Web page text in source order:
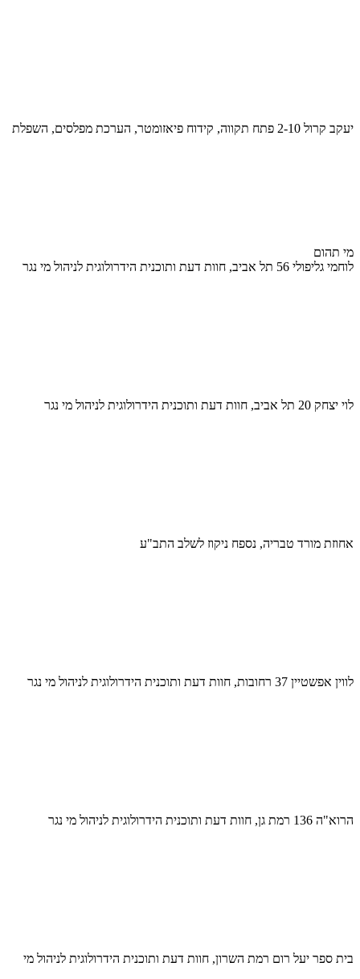
יעקב קרול 2-10 פתח תקווה, קידוח פיאזומטר, הערכת מפלסים, השפלת
מי תהום
לוחמי גליפולי 56 תל אביב, חוות דעת ותוכנית הידרולוגית לניהול מי נגר
לוי יצחק 20 תל אביב, חוות דעת ותוכנית הידרולוגית לניהול מי נגר
אחוזת מורד טבריה, נספח ניקוז לשלב התב"ע
לווין אפשטיין 37 רחובות, חוות דעת ותוכנית הידרולוגית לניהול מי נגר
הרוא"ה 136 רמת גן, חוות דעת ותוכנית הידרולוגית לניהול מי נגר
בית ספר יעל רום רמת השרון, חוות דעת ותוכנית הידרולוגית לניהול מי